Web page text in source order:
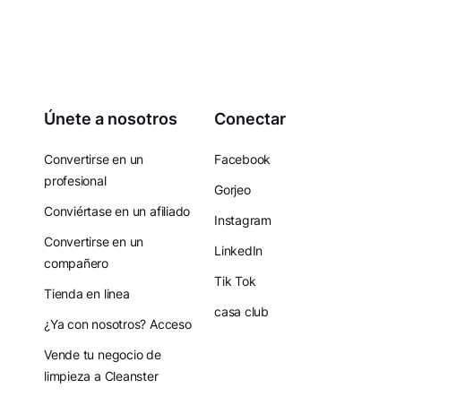
Únete a nosotros
Convertirse en un
profesional
Conviértase en un afiliado
Convertirse en un
compañero
Tienda en linea
¿Ya con nosotros? Acceso
Vende tu negocio de
limpieza a Cleanster
Conectar
Facebook
Gorjeo
Instagram
LinkedIn
Tik Tok
casa club